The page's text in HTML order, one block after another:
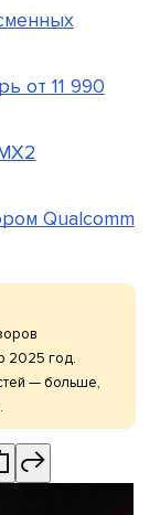
от 11 990
Qualcomm
2025 год.
— больше,